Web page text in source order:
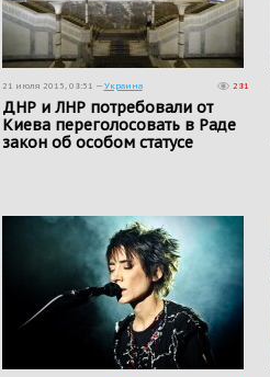
21 июля 2015, 08:51 — Украина 281
ДНР и ЛНР потребовали от
Киева переголосовать в Раде
закон об особом статусе